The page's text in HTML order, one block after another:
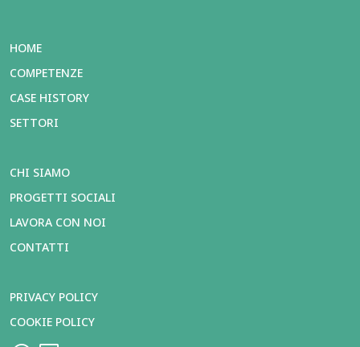
HOME
COMPETENZE
CASE HISTORY
SETTORI
CHI SIAMO
PROGETTI SOCIALI
LAVORA CON NOI
CONTATTI
PRIVACY POLICY
COOKIE POLICY